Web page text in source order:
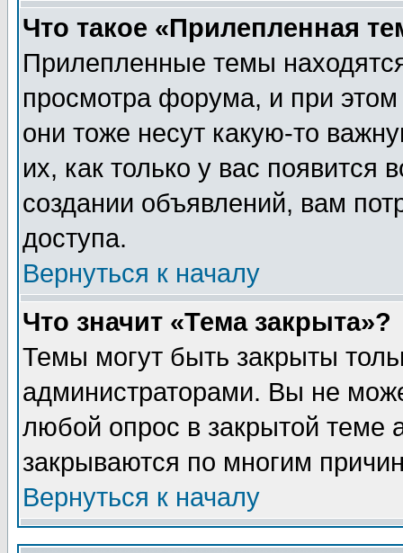
Что такое «Прилепленная
Прилепленные темы
просмотра форума, и при
они тоже несут какую-то
их, как только у вас появится
создании объявлений, вам
доступа.
Вернуться к началу
Что значит «Тема закрыта»?
Темы могут быть закрыты
администраторами. Вы не
любой опрос в закрытой теме
закрываются по многим
Вернуться к началу